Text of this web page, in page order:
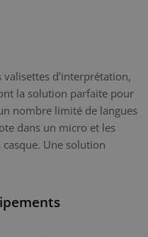
valisettes d’interprétation,
la solution parfaite pour
nombre limité de langues
dans un micro et les
casque. Une solution